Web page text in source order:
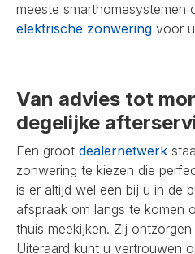
meeste smarthomesystemen
elektrische zonwering voor
Van advies tot
degelijke
Een groot dealernetwerk
zonwering te kiezen die
is er altijd wel een bij u in de
afspraak om langs te komen
thuis meekijken. Zij
Uiteraard kunt u vertrouwen